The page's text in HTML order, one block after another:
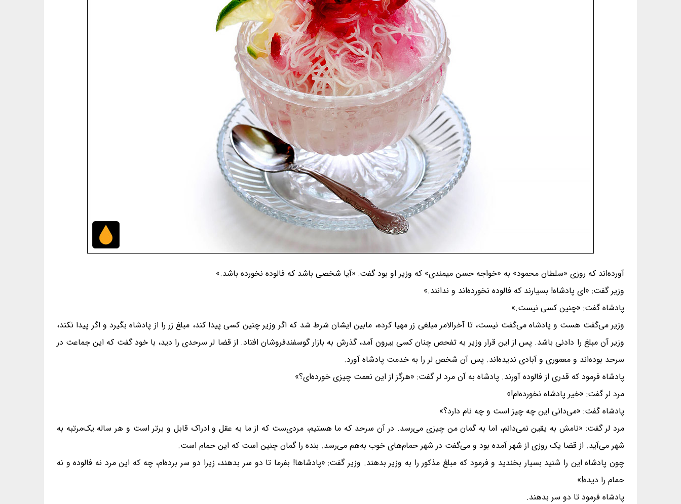
آورده‌اند که روزى «سلطان محمود» به «خواجه حسن میمندى» که وزیر او بود گفت: «آیا شخصى باشد که فالوده نخورده باشد.»
وزیر گفت: «اى پادشاه! بسیارند که فالوده نخورده‌اند و ندانند.»
پادشاه گفت: «چنین کسى نیست.»
وزیر می‌گفت هست و پادشاه می‌گفت نیست، تا آخرالامر مبلغى زر مهیا کرده، مابین ایشان شرط شد که اگر وزیر چنین کسى پیدا کند، مبلغ زر را از پادشاه بگیرد و اگر پیدا نکند،
وزیر آن مبلغ را دادنى باشد. پس از این قرار وزیر به تفحص چنان کسى بیرون آمد، گذرش به بازار گوسفندفروشان افتاد. از قضا لر سرحدی را دید، با خود گفت که این جماعت در
سرحد بوده‌اند و معمورى و آبادى ندیده‌اند. پس آن شخص لر را به خدمت پادشاه آورد.
پادشاه فرمود که قدرى از فالوده آورند. پادشاه به آن مرد لر گفت: «هرگز از این نعمت چیزى خورده‌اى؟»
مرد لر گفت: «خیر پادشاه نخورده‌ام!»
پادشاه گفت: «می‌دانى این چه چیز است و چه نام دارد؟»
مرد لر گفت: «نامش به یقین نمی‌دانم، اما به گمان من چیزى می‌رسد. در آن سرحد که ما هستیم، مردی‌ست که از ما به عقل و ادراک قابل و برتر است و هر ساله یک‌مرتبه به
شهر می‌آید. از قضا یک روزى از شهر آمده بود و می‌گفت در شهر حمام‌هاى خوب به‌هم می‌رسد. بنده را گمان چنین است که این حمام است.
چون پادشاه این را شنید بسیار بخندید و فرمود که مبلغ مذکور را به وزیر بدهند. وزیر گفت: «پادشاها! بفرما تا دو سر بدهند، زیرا دو سر برده‌ام، چه که این مرد نه فالوده و نه
حمام را دیده!»
پادشاه فرمود تا دو سر بدهند.